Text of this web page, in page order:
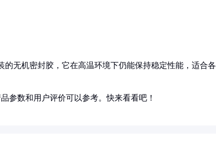
无机密封胶，它在高温环境下仍能保持稳定性能，适合各
参数和用户评价可以参考。快来看看吧！